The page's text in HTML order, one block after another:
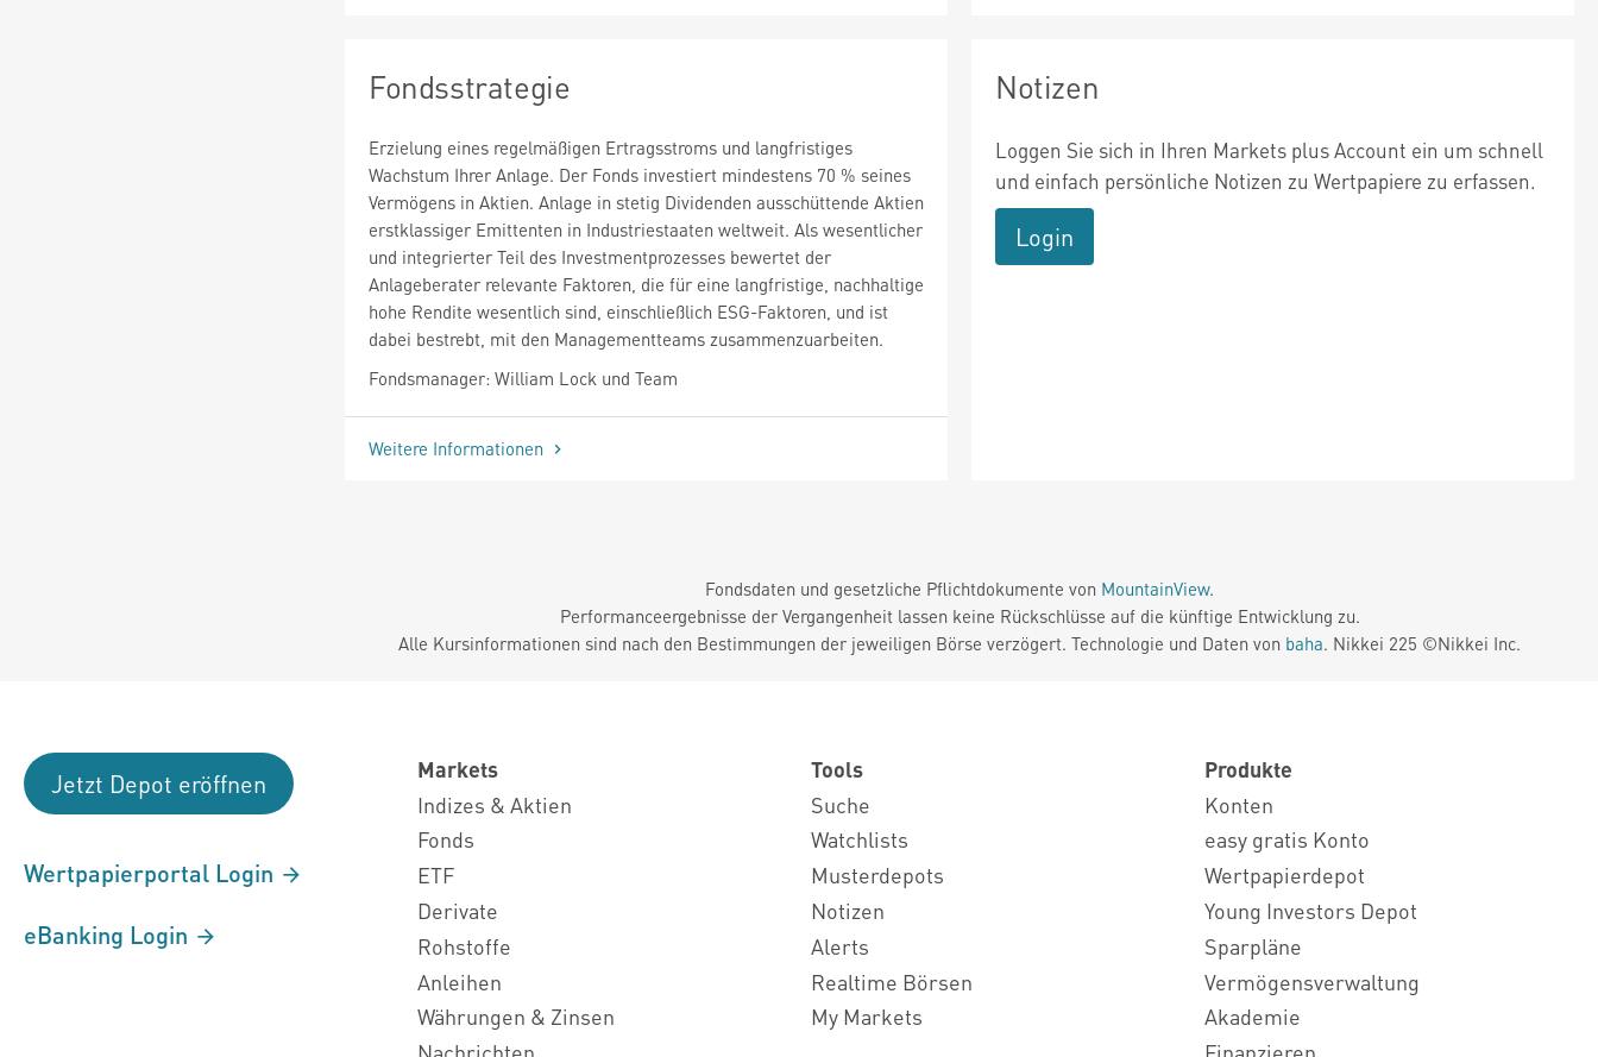
Fondsstrategie
Erzielung eines regelmäßigen Ertragsstroms und langfristiges
Wachstum Ihrer Anlage. Der Fonds investiert mindestens 70 % seines
Vermögens in Aktien. Anlage in stetig Dividenden ausschüttende Aktien
erstklassiger Emittenten in Industriestaaten weltweit. Als wesentlicher
und integrierter Teil des Investmentprozesses bewertet der
Anlageberater relevante Faktoren, die für eine langfristige, nachhaltige
hohe Rendite wesentlich sind, einschließlich ESG-Faktoren, und ist
dabei bestrebt, mit den Managementteams zusammenzuarbeiten.
Fondsmanager: William Lock und Team
Weitere Informationen
Notizen
Loggen Sie sich in Ihren Markets plus Account ein um schnell
und einfach persönliche Notizen zu Wertpapiere zu erfassen.
Login
Fondsdaten und gesetzliche Pflichtdokumente von MountainView.
Performanceergebnisse der Vergangenheit lassen keine Rückschlüsse auf die künftige Entwicklung zu.
Alle Kursinformationen sind nach den Bestimmungen der jeweiligen Börse verzögert. Technologie und Daten von baha. Nikkei 225 ©Nikkei Inc.
Jetzt Depot eröffnen
Wertpapierportal Login
eBanking Login
Markets
Indizes & Aktien
Fonds
ETF
Derivate
Rohstoffe
Anleihen
Währungen & Zinsen
Tools
Suche
Watchlists
Musterdepots
Notizen
Alerts
Realtime Börsen
My Markets
Produkte
Konten
easy gratis Konto
Wertpapierdepot
Young Investors Depot
Sparpläne
Vermögensverwaltung
Akademie